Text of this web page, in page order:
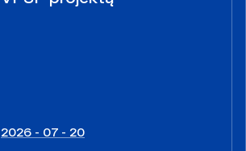
2026 - 07 - 20